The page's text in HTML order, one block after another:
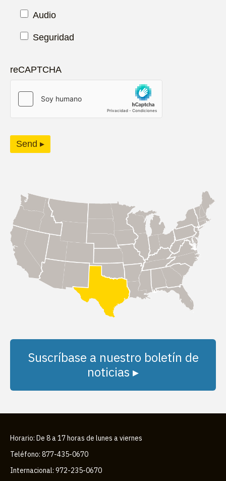
Audio
Seguridad
reCAPTCHA
Send ▸
Suscríbase a nuestro boletín de
noticias ▸
Horario: De 8 a 17 horas de lunes a viernes
Teléfono: 877-435-0670
Internacional: 972-235-0670